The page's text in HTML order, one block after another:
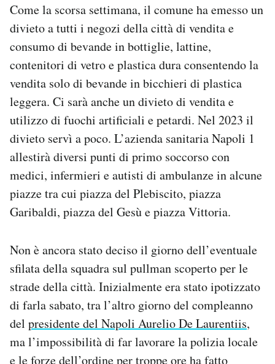
Come la scorsa settimana, il comune ha emesso un
divieto a tutti i negozi della città di vendita e
consumo di bevande in bottiglie, lattine,
contenitori di vetro e plastica dura consentendo la
vendita solo di bevande in bicchieri di plastica
leggera. Ci sarà anche un divieto di vendita e
utilizzo di fuochi artificiali e petardi. Nel 2023 il
divieto servì a poco. L’azienda sanitaria Napoli 1
allestirà diversi punti di primo soccorso con
medici, infermieri e autisti di ambulanze in alcune
piazze tra cui piazza del Plebiscito, piazza
Garibaldi, piazza del Gesù e piazza Vittoria.
Non è ancora stato deciso il giorno dell’eventuale
sfilata della squadra sul pullman scoperto per le
strade della città. Inizialmente era stato ipotizzato
di farla sabato, tra l’altro giorno del compleanno
del presidente del Napoli Aurelio De Laurentiis,
ma l’impossibilità di far lavorare la polizia locale
e le forze dell’ordine per troppe ore ha fatto